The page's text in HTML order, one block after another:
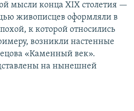
мысли конца XIX столетия —
живописцев оформляли в
к которой относились
возникли настенные
«Каменный век».
на нынешней